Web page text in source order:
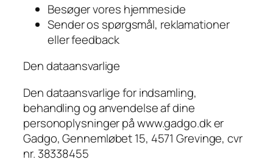
Besøger vores hjemmeside
Sender os spørgsmål, reklamationer
eller feedback
Den dataansvarlige
Den dataansvarlige for indsamling,
behandling og anvendelse af dine
personoplysninger på www.gadgo.dk er
Gadgo, Gennemløbet 15, 4571 Grevinge, cvr
nr. 38338455